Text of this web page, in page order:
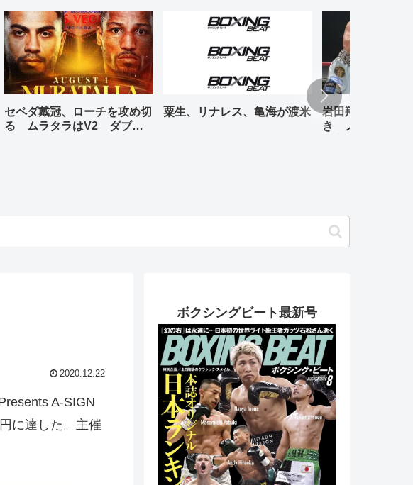
セペダ戴冠、ローチを攻め切
る ムラタラはV2 ダブル
粟生、リナレス、亀海が渡米
岩田翔吉、悲願
き ノックアウ
2020.12.22
A-SIGN
に達した。主催
ボクシングビート最新号